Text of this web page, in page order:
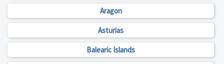
Aragon
Asturias
Balearic Islands